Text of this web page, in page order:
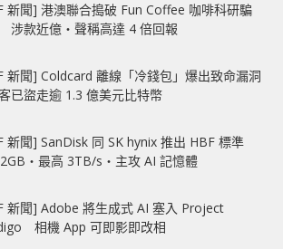
新聞] 港澳聯合搗破 Fun Coffee 咖啡科研騙
涉款近億‧聲稱高達 4 倍回報
新聞] Coldcard 離線「冷錢包」爆出致命漏洞
已盜走逾 1.3 億美元比特幣
新聞] SanDisk 同 SK hynix 推出 HBF 標準
最高 3TB/s‧主攻 AI 記憶體
新聞] Adobe 將生成式 AI 塞入 Project
相機 App 可即影即改相